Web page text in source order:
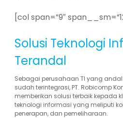
[col span=”9″
Solusi Teknologi
Terandal
Sebagai perusahaan TI yang
sudah terintegrasi, PT. Robicomp
memberikan solusi terbaik kepada
teknologi informasi yang meliputi
penerapan, dan pemeliharaan.